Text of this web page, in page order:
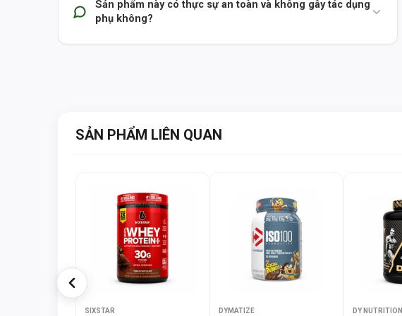
Sản phẩm này có thực sự an toàn và không gây tác dụng
phụ không?
SẢN PHẨM LIÊN QUAN
SIXSTAR DYMATIZE DY NUTRITION